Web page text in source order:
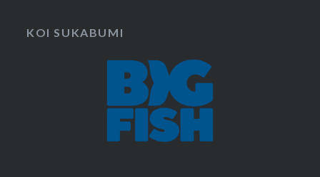
KOI SUKABUMI